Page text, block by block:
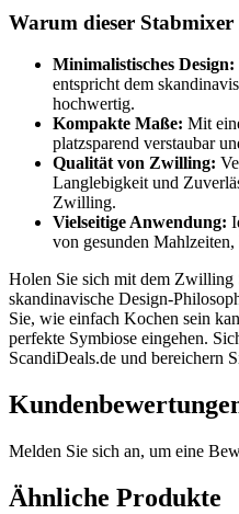
Warum dieser
Minimalistisches Design:
entspricht dem
hochwertig.
Kompakte Maße: Mit
platzsparend verstaubar
Qualität von Zwilling:
Langlebigkeit und
Zwilling.
Vielseitige Anwendung:
von gesunden
Holen Sie sich mit dem Zwilling
skandinavische Design-
Sie, wie einfach Kochen sein
perfekte Symbiose eingehen.
ScandiDeals.de und bereichern
Melden Sie sich an, um eine
Ähnliche Produkte